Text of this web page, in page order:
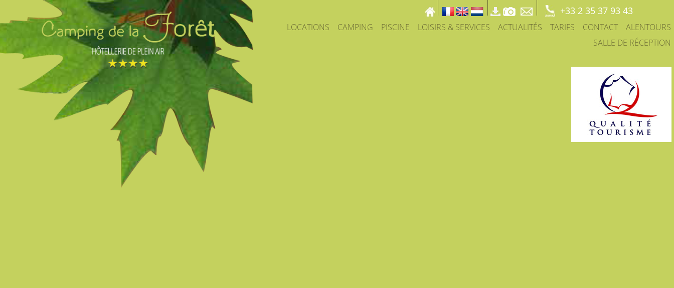
+33 2 35 37 93 43
LOCATIONS CAMPING PISCINE LOISIRS & SERVICES ACTUALITÉS TARIFS CONTACT
ALENTOURS
SALLE DE RÉCEPTION